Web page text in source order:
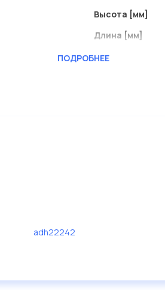
Высота [мм]
Длина [мм]
Ширина (мм)
ПОДРОБНЕЕ
adh22242